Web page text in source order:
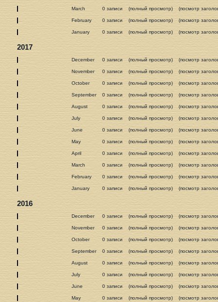
March 0 записи (полный просмотр) (посмотр
February 0 записи (полный просмотр) (посмотр
January 0 записи (полный просмотр) (посмотр
2017
December 0 записи (полный просмотр) (посмотр
November 0 записи (полный просмотр) (посмотр
October 0 записи (полный просмотр) (посмотр
September 0 записи (полный просмотр) (посмотр
August 0 записи (полный просмотр) (посмотр
July 0 записи (полный просмотр) (посмотр
June 0 записи (полный просмотр) (посмотр
May 0 записи (полный просмотр) (посмотр
April 0 записи (полный просмотр) (посмотр
March 0 записи (полный просмотр) (посмотр
February 0 записи (полный просмотр) (посмотр
January 0 записи (полный просмотр) (посмотр
2016
December 0 записи (полный просмотр) (посмотр
November 0 записи (полный просмотр) (посмотр
October 0 записи (полный просмотр) (посмотр
September 0 записи (полный просмотр) (посмотр
August 0 записи (полный просмотр) (посмотр
July 0 записи (полный просмотр) (посмотр
June 0 записи (полный просмотр) (посмотр
May 0 записи (полный просмотр) (посмотр